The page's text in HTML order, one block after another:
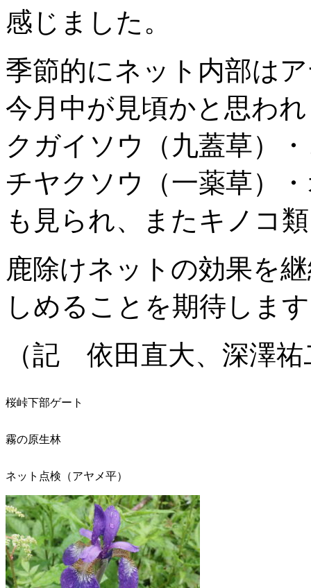
感じました。
季節的にネット内部は
今月中が見頃かと思わ
クガイソウ（九蓋草）
チヤクソウ（一薬草）
も見られ、またキノコ
鹿除けネットの効果を
しめることを期待しま
（記 依田直大、深澤
桜峠下部ゲート
霧の原生林
ネット点検（アヤメ平）